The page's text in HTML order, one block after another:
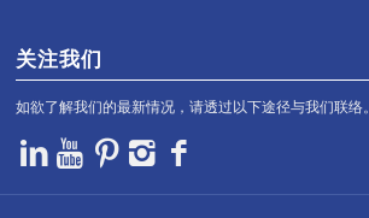
关注我们
如欲了解我们的最新情况，请透过以下途径与我们联络。